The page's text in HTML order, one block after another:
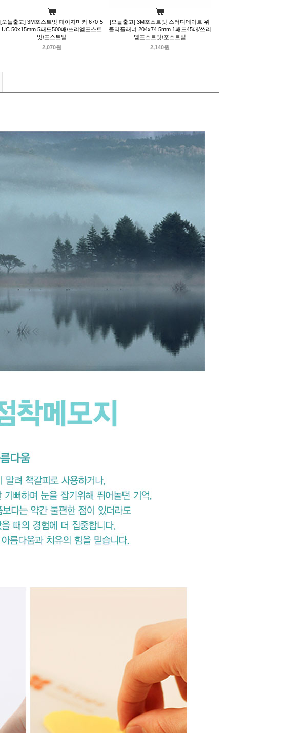
[오늘출고] 3M포스트잇 페이지마커 670-5
UC 50x15mm 5패드500매/쓰리엠포스트
잇/포스트잍
2,070원
[오늘출고] 3M포스트잇 스터디메이트 위
클리플래너 204x74.5mm 1패드45매/쓰리
엠포스트잇/포스트잍
2,140원